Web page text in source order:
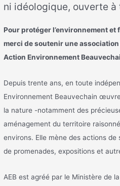
ni idéologique, ouverte
Pour protéger l’environnement
merci de soutenir une association
Action Environnement
Depuis trente ans, en toute
Environnement Beauvechain
la nature -notamment des
aménagement du territoire
environs. Elle mène des actions de
de promenades, expositions et
AEB est agréé par le Ministère de